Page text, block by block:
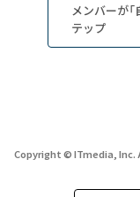
メンバーが
テップ
Copyright © ITmedia, Inc.